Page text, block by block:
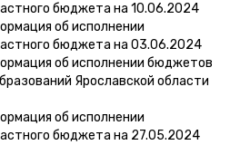
бюджета на 10.06.2024
об исполнении
бюджета на 03.06.2024
об исполнении бюджетов
Ярославской области
об исполнении
бюджета на 27.05.2024